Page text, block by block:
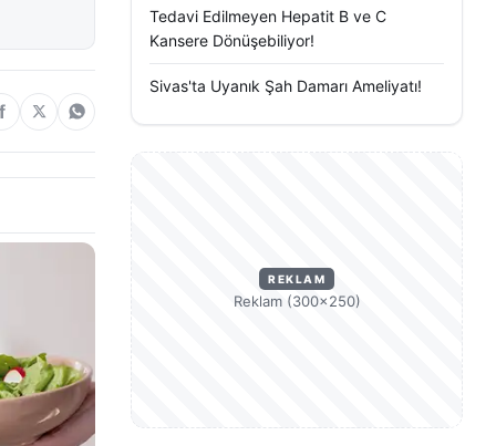
Tedavi Edilmeyen Hepatit B ve C
Kansere Dönüşebiliyor!
Sivas'ta Uyanık Şah Damarı Ameliyatı!
REKLAM
Reklam (300×250)